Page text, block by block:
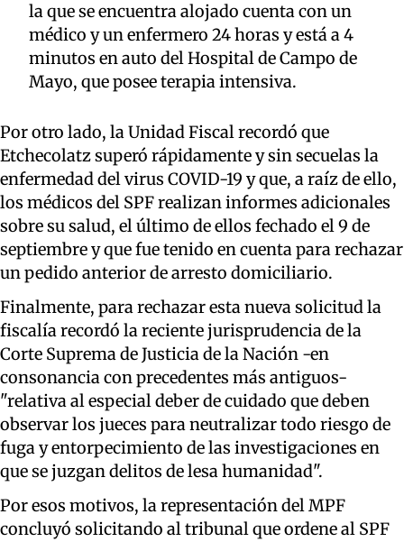
la que se encuentra alojado cuenta con un
médico y un enfermero 24 horas y está a 4
minutos en auto del Hospital de Campo de
Mayo, que posee terapia intensiva.
Por otro lado, la Unidad Fiscal recordó que
Etchecolatz superó rápidamente y sin secuelas la
enfermedad del virus COVID-19 y que, a raíz de ello,
los médicos del SPF realizan informes adicionales
sobre su salud, el último de ellos fechado el 9 de
septiembre y que fue tenido en cuenta para rechazar
un pedido anterior de arresto domiciliario.
Finalmente, para rechazar esta nueva solicitud la
fiscalía recordó la reciente jurisprudencia de la
Corte Suprema de Justicia de la Nación -en
consonancia con precedentes más antiguos-
"relativa al especial deber de cuidado que deben
observar los jueces para neutralizar todo riesgo de
fuga y entorpecimiento de las investigaciones en
que se juzgan delitos de lesa humanidad".
Por esos motivos, la representación del MPF
concluyó solicitando al tribunal que ordene al SPF